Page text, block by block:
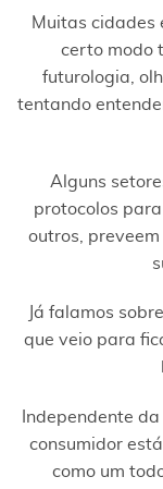
Muitas cidades
certo modo
futurologia,
tentando
Alguns
protocolos para
outros,
Já falamos
que veio para
Independente
consumidor
como um